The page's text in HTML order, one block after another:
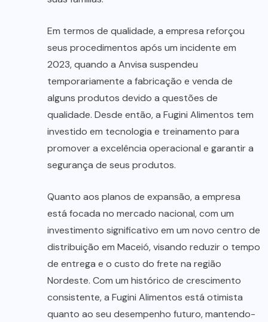
Em termos de qualidade, a empresa reforçou
seus procedimentos após um incidente em
2023, quando a Anvisa suspendeu
temporariamente a fabricação e venda de
alguns produtos devido a questões de
qualidade. Desde então, a Fugini Alimentos tem
investido em tecnologia e treinamento para
promover a excelência operacional e garantir a
segurança de seus produtos.
Quanto aos planos de expansão, a empresa
está focada no mercado nacional, com um
investimento significativo em um novo centro de
distribuição em Maceió, visando reduzir o tempo
de entrega e o custo do frete na região
Nordeste. Com um histórico de crescimento
consistente, a Fugini Alimentos está otimista
quanto ao seu desempenho futuro, mantendo-